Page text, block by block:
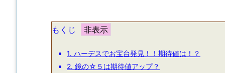
もくじ
1. ハーデスでお宝台発見！！期待値は！？
2. 鏡の☆５は期待値アップ？